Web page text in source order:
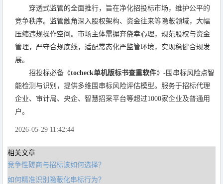
穿透式监管的全面推行，旨在净化招投标市场，维护公平的
竞争秩序。监管触角深入股权架构、资金往来等隐蔽领域，大幅
压缩违规操作空间。市场主体需摒弃侥幸心理，规范股权与资金
管理，严守合规底线，适配常态化严监管环境，实现稳健合规发
展。
招投标必备《tocheck单机版标书查重软件》-围串标风险点智
能检测与识别，提供多维围串标风险评估模型。服务于招标代理
企业、审计局、央企、智慧招采平台等超过1000家企业及普通用
户。
2026-05-29 11:42:44
相关文章
竞争性磋商与招标该如何选择？
如何精准识别隐蔽化串标行为？